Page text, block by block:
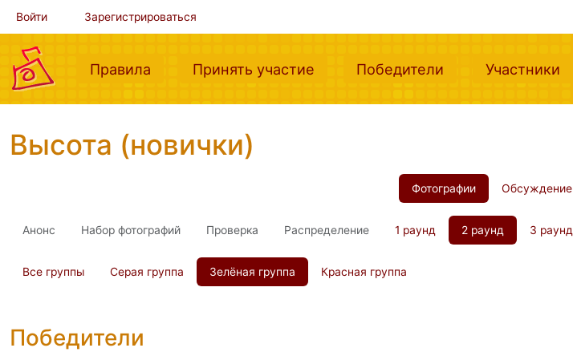
Войти Зарегистрироваться
Правила (current)Принять участие (current)Победители (current)Участники
Высота (новички)
Фотографии Обсуждение
Анонс Набор фотографий Проверка Распределение 1 раунд 2 раунд 3 раунд
Все группы Серая группа Зелёная группа Красная группа
Победители